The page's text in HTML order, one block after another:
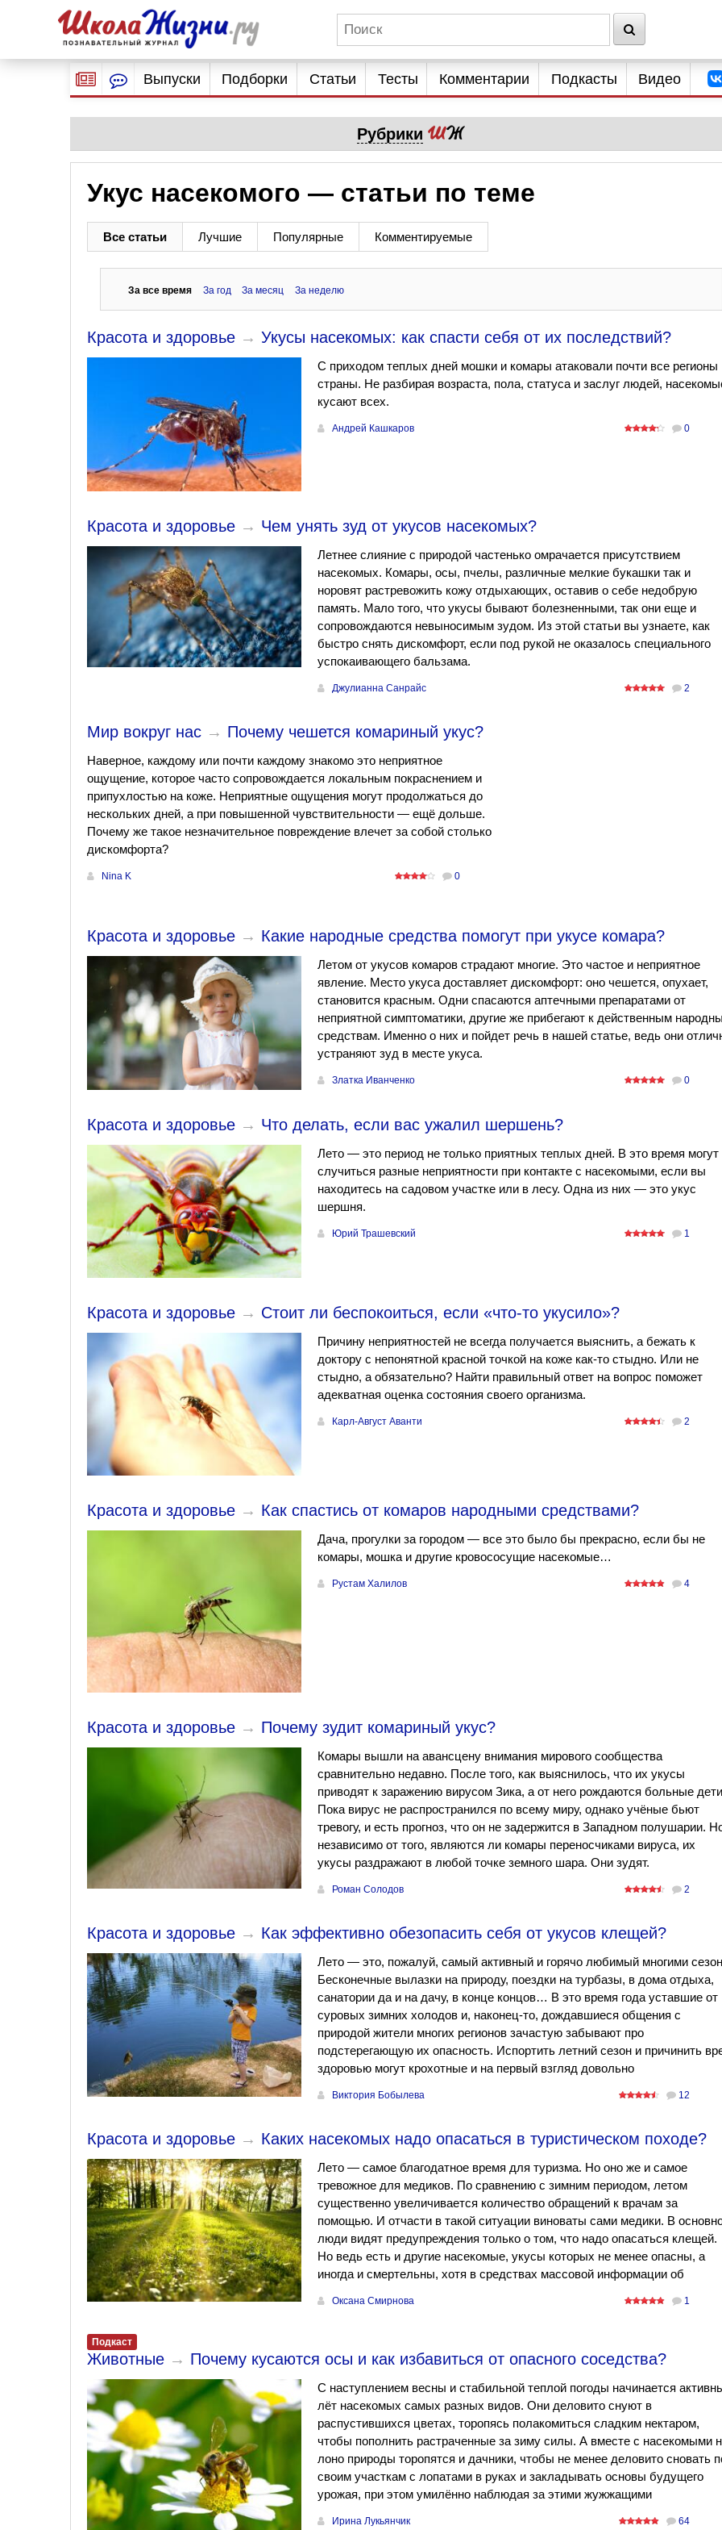
Выпуски Подборки Статьи Тесты Комментарии Подкасты Видео
Рубрики
Укус насекомого — статьи по теме
Все статьи Лучшие Популярные Комментируемые
За все время За год За месяц За неделю
Красота и здоровье → Укусы насекомых: как спасти себя от их последствий?
С приходом теплых дней мошки и комары атаковали почти все регионы
страны. Не разбирая возраста, пола, статуса и заслуг людей,
кусают всех.
Андрей Кашкаров 0
Красота и здоровье → Чем унять зуд от укусов насекомых?
Летнее слияние с природой частенько омрачается присутствием
насекомых. Комары, осы, пчелы, различные мелкие букашки так и
норовят растревожить кожу отдыхающих, оставив о себе недобрую
память. Мало того, что укусы бывают болезненными, так они еще и
сопровождаются невыносимым зудом. Из этой статьи вы узнаете, как
быстро снять дискомфорт, если под рукой не оказалось специального
успокаивающего бальзама.
Джулианна Санрайс 2
Мир вокруг нас → Почему чешется комариный укус?
Наверное, каждому или почти каждому знакомо это неприятное
ощущение, которое часто сопровождается локальным покраснением и
припухлостью на коже. Неприятные ощущения могут продолжаться до
нескольких дней, а при повышенной чувствительности — ещё дольше.
Почему же такое незначительное повреждение влечет за собой столько
дискомфорта?
Nina K 0
Красота и здоровье → Какие народные средства помогут при укусе комара?
Летом от укусов комаров страдают многие. Это частое и неприятное
явление. Место укуса доставляет дискомфорт: оно чешется, опухает,
становится красным. Одни спасаются аптечными препаратами от
неприятной симптоматики, другие же прибегают к действенным
средствам. Именно о них и пойдет речь в нашей статье, ведь они
устраняют зуд в месте укуса.
Златка Иванченко 0
Красота и здоровье → Что делать, если вас ужалил шершень?
Лето — это период не только приятных теплых дней. В это время могут
случиться разные неприятности при контакте с насекомыми, если вы
находитесь на садовом участке или в лесу. Одна из них — это укус
шершня.
Юрий Трашевский 1
Красота и здоровье → Стоит ли беспокоиться, если «что-то укусило»?
Причину неприятностей не всегда получается выяснить, а бежать к
доктору с непонятной красной точкой на коже как-то стыдно. Или не
стыдно, а обязательно? Найти правильный ответ на вопрос поможет
адекватная оценка состояния своего организма.
Карл-Август Аванти 2
Красота и здоровье → Как спастись от комаров народными средствами?
Дача, прогулки за городом — все это было бы прекрасно, если бы не
комары, мошка и другие кровососущие насекомые…
Рустам Халилов 4
Красота и здоровье → Почему зудит комариный укус?
Комары вышли на авансцену внимания мирового сообщества
сравнительно недавно. После того, как выяснилось, что их укусы
приводят к заражению вирусом Зика, а от него рождаются больные
Пока вирус не распространился по всему миру, однако учёные бьют
тревогу, и есть прогноз, что он не задержится в Западном полушарии.
независимо от того, являются ли комары переносчиками вируса, их
укусы раздражают в любой точке земного шара. Они зудят.
Роман Солодов 2
Красота и здоровье → Как эффективно обезопасить себя от укусов клещей?
Лето — это, пожалуй, самый активный и горячо любимый многими
Бесконечные вылазки на природу, поездки на турбазы, в дома отдыха,
санатории да и на дачу, в конце концов… В это время года уставшие от
суровых зимних холодов и, наконец-то, дождавшиеся общения с
природой жители многих регионов зачастую забывают про
подстерегающую их опасность. Испортить летний сезон и причинить
здоровью могут крохотные и на первый взгляд довольно
Виктория Бобылева 12
Красота и здоровье → Каких насекомых надо опасаться в туристическом походе?
Лето — самое благодатное время для туризма. Но оно же и самое
тревожное для медиков. По сравнению с зимним периодом, летом
существенно увеличивается количество обращений к врачам за
помощью. И отчасти в такой ситуации виноваты сами медики. В
люди видят предупреждения только о том, что надо опасаться клещей.
Но ведь есть и другие насекомые, укусы которых не менее опасны, а
иногда и смертельны, хотя в средствах массовой информации об
Оксана Смирнова 1
Подкаст
Животные → Почему кусаются осы и как избавиться от опасного соседства?
С наступлением весны и стабильной теплой погоды начинается
лёт насекомых самых разных видов. Они деловито снуют в
распустившихся цветах, торопясь полакомиться сладким нектаром,
чтобы пополнить растраченные за зиму силы. А вместе с насекомыми
лоно природы торопятся и дачники, чтобы не менее деловито сновать
своим участкам с лопатами в руках и закладывать основы будущего
урожая, при этом умилённо наблюдая за этими жужжащими
Ирина Лукьянчик 64